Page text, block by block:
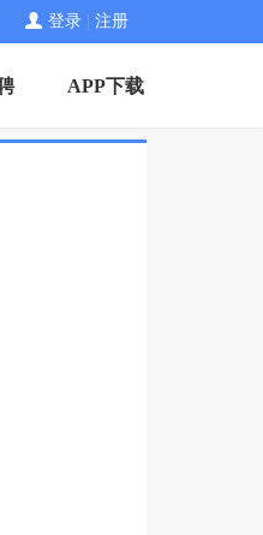
登录 注册
APP下载